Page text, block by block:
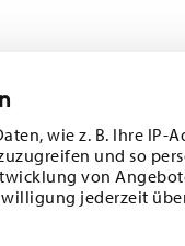
wie z. B. Ihre IP-
und so
von
jederzeit
Tieniti informato
speciali.